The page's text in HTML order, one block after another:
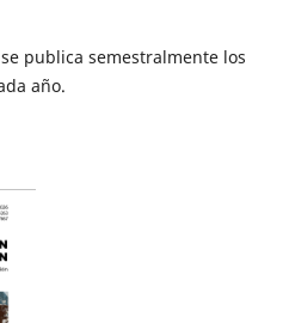
publica semestralmente los
año.